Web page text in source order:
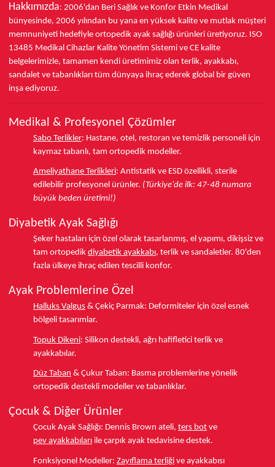
Hakkımızda: 2006'dan Beri Sağlık ve Konfor Etkin Medikal
bünyesinde, 2006 yılından bu yana en yüksek kalite ve mutlak müşteri
memnuniyeti hedefiyle ortopedik ayak sağlığı ürünleri üretiyoruz. ISO
13485 Medikal Cihazlar Kalite Yönetim Sistemi ve CE kalite
belgelerimizle, tamamen kendi üretimimiz olan terlik, ayakkabı,
sandalet ve tabanlıkları tüm dünyaya ihraç ederek global bir güven
inşa ediyoruz.
Medikal & Profesyonel Çözümler
Sabo Terlikler: Hastane, otel, restoran ve temizlik personeli için
kaymaz tabanlı, tam ortopedik modeller.
Ameliyathane Terlikleri: Antistatik ve ESD özellikli, sterile
edilebilir profesyonel ürünler. (Türkiye'de ilk: 47-48 numara
büyük beden üretimi!)
Diyabetik Ayak Sağlığı
Şeker hastaları için özel olarak tasarlanmış, el yapımı, dikişsiz ve
tam ortopedik diyabetik ayakkabı, terlik ve sandaletler. 80'den
fazla ülkeye ihraç edilen tescilli konfor.
Ayak Problemlerine Özel
Halluks Valgus & Çekiç Parmak: Deformiteler için özel esnek
bölgeli tasarımlar.
Topuk Dikeni: Silikon destekli, ağrı hafifletici terlik ve
ayakkabılar.
Düz Taban & Çukur Taban: Basma problemlerine yönelik
ortopedik destekli modeller ve tabanlıklar.
Çocuk & Diğer Ürünler
Çocuk Ayak Sağlığı: Dennis Brown ateli, ters bot ve
pev ayakkabıları ile çarpık ayak tedavisine destek.
Fonksiyonel Modeller: Zayıflama terliği ve ayakkabısı